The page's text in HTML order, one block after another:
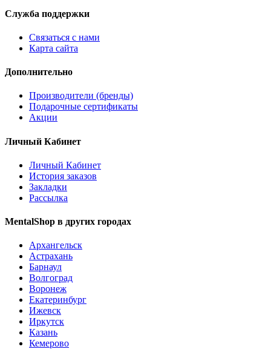
Служба поддержки
Связаться с нами
Карта сайта
Дополнительно
Производители (бренды)
Подарочные сертификаты
Акции
Личный Кабинет
Личный Кабинет
История заказов
Закладки
Рассылка
MentalShop в других городах
Архангельск
Астрахань
Барнаул
Волгоград
Воронеж
Екатеринбург
Ижевск
Иркутск
Казань
Кемерово